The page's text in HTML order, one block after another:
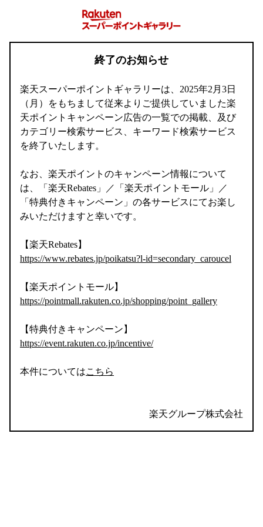
終了のお知らせ
楽天スーパーポイントギャラリーは、2025年2月3日
（月）をもちまして従来よりご提供していました楽
天ポイントキャンペーン広告の一覧での掲載、及び
カテゴリー検索サービス、キーワード検索サービス
を終了いたします。
なお、楽天ポイントのキャンペーン情報について
は、「楽天Rebates」／「楽天ポイントモール」／
「特典付きキャンペーン」の各サービスにてお楽し
みいただけますと幸いです。
【楽天Rebates】
https://www.rebates.jp/poikatsu?l-id=secondary_caroucel
【楽天ポイントモール】
https://pointmall.rakuten.co.jp/shopping/point_gallery
【特典付きキャンペーン】
https://event.rakuten.co.jp/incentive/
本件についてはこちら
楽天グループ株式会社